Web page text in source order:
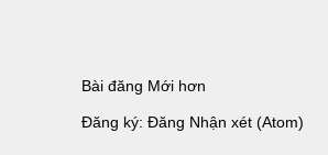
Bài đăng Mới hơn
Đăng ký: Đăng Nhận xét (Atom)